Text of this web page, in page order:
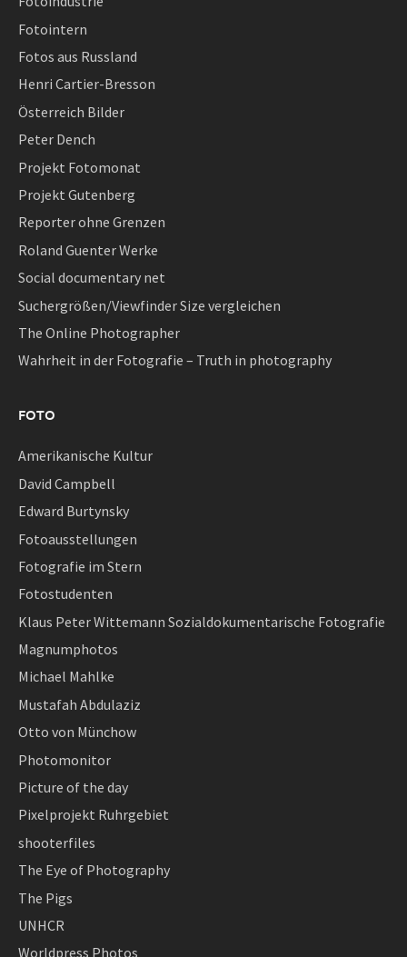
Fotointern
Fotos aus Russland
Henri Cartier-Bresson
Österreich Bilder
Peter Dench
Projekt Fotomonat
Projekt Gutenberg
Reporter ohne Grenzen
Roland Guenter Werke
Social documentary net
Suchergrößen/Viewfinder Size vergleichen
The Online Photographer
Wahrheit in der Fotografie – Truth in photography
FOTO
Amerikanische Kultur
David Campbell
Edward Burtynsky
Fotoausstellungen
Fotografie im Stern
Fotostudenten
Klaus Peter Wittemann Sozialdokumentarische Fotografie
Magnumphotos
Michael Mahlke
Mustafah Abdulaziz
Otto von Münchow
Photomonitor
Picture of the day
Pixelprojekt Ruhrgebiet
shooterfiles
The Eye of Photography
The Pigs
UNHCR
Worldpress Photos